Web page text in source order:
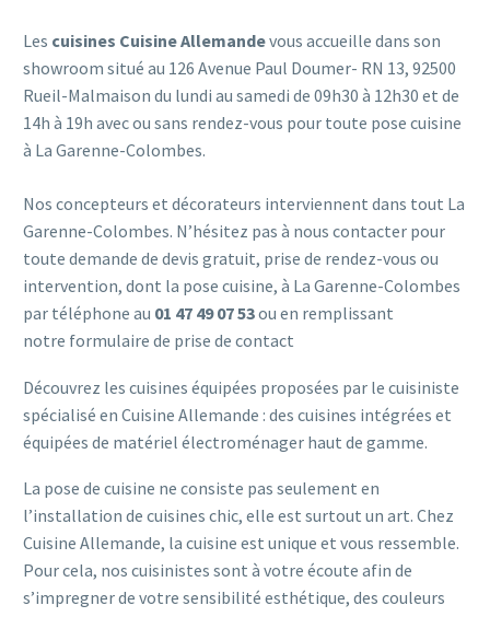
Les cuisines Cuisine Allemandevous accueille dans son
showroom situé au 126 Avenue Paul Doumer- RN 13, 92500
Rueil-Malmaison du lundi au samedi de 09h30 à 12h30 et de
14h à 19h avec ou sans rendez-vous pour toute pose cuisine
à La Garenne-Colombes.
Nos concepteurs et décorateurs interviennent dans tout La
Garenne-Colombes. N’hésitez pas à nous contacter pour
toute demande de devis gratuit, prise de rendez-vous ou
intervention, dont la pose cuisine, à La Garenne-Colombes
par téléphone au 01 47 49 07 53ou en remplissant
notre formulaire de prise de contact
Découvrez les cuisines équipées proposées par le cuisiniste
spécialisé en Cuisine Allemande : des cuisines intégrées et
équipées de matériel électroménager haut de gamme.
La pose de cuisine ne consiste pas seulement en
l’installation de cuisines chic, elle est surtout un art. Chez
Cuisine Allemande, la cuisine est unique et vous ressemble.
Pour cela, nos cuisinistes sont à votre écoute afin de
s’impregner de votre sensibilité esthétique, des couleurs